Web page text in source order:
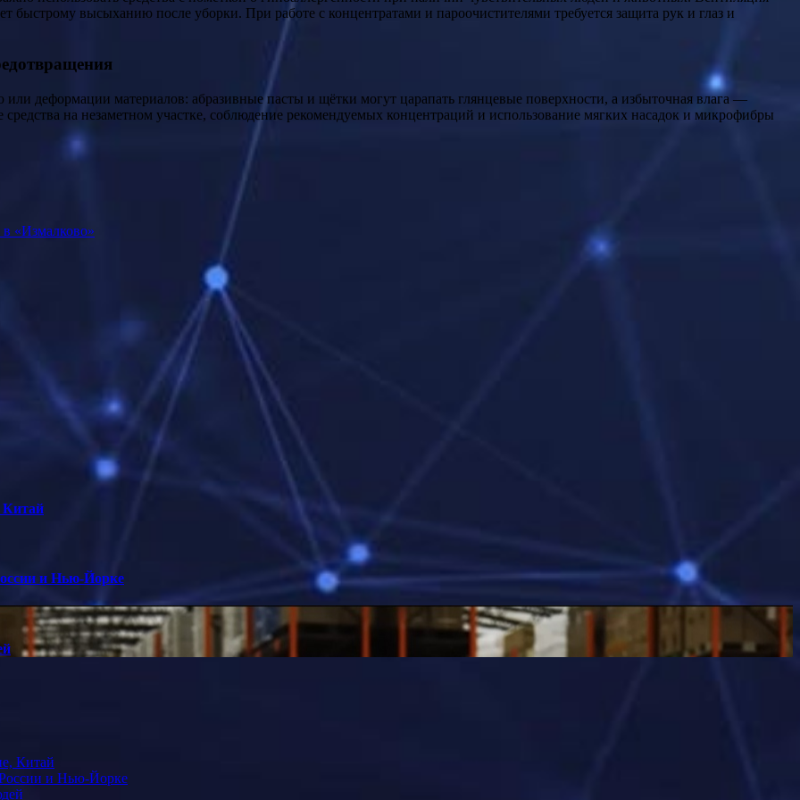
быстрому высыханию после уборки. При работе с концентратами и пароочистителями требуется защита рук и глаз и
деформации материалов: абразивные пасты и щётки могут царапать глянцевые поверхности, а избыточная влага —
на незаметном участке, соблюдение рекомендуемых концентраций и использование мягких насадок и микрофибры
«Измалково»
Китай
и Нью-Йорке
Китай
и Нью-Йорке